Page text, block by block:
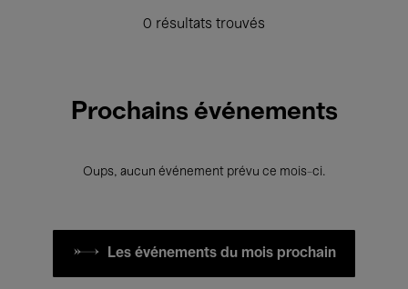
0 résultats trouvés
Prochains événements
Oups, aucun événement prévu ce mois-ci.
Les événements du mois prochain